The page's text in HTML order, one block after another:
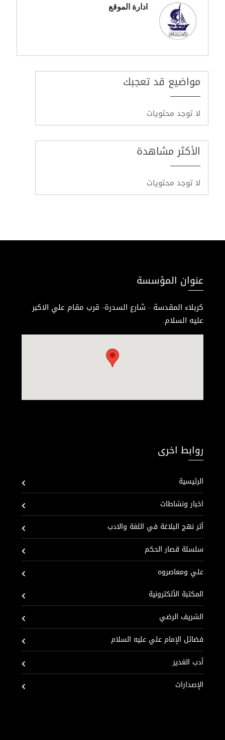
ادارة الموقع
مواضيع قد تعجبك
لا توجد محتويات
الأكثر مشاهدة
لا توجد محتويات
عنوان المؤسسة
كربلاء المقدسة - شارع السدرة- قرب مقام علي الاكبر
عليه السلام.
روابط اخرى
الرئيسية
اخبار ونشاطات
أثر نهج البلاغة في اللغة والادب
سلسلة قصار الحكم
علي ومعاصروه
المكتبة الألكترونية
الشريف الرضي
فضائل الإمام علي عليه السلام
أدب الغدير
الإصدارات